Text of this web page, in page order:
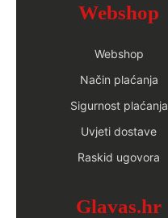
Webshop
Webshop
Način plaćanja
Sigurnost plaćanja
Uvjeti dostave
Raskid ugovora
Glavas.hr